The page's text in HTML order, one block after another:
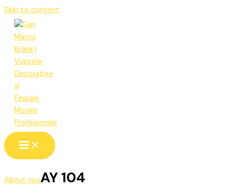
Skip to content
About youAY 104